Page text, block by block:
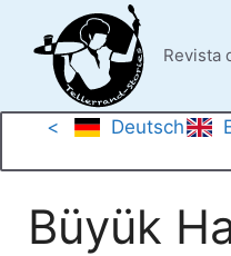
contenido
Revista
< Deutsch
Büyük